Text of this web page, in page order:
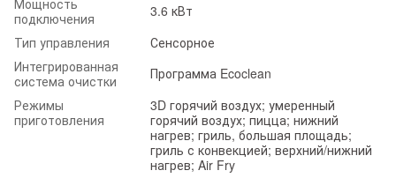
подключения
3.6 кВт
Тип управления
Сенсорное
Интегрированная
система очистки
Программа Ecoclean
Режимы
приготовления
3D горячий воздух; умеренный
горячий воздух; пицца; нижний
нагрев; гриль, большая площадь;
гриль с конвекцией; верхний/нижний
нагрев; Air Fry